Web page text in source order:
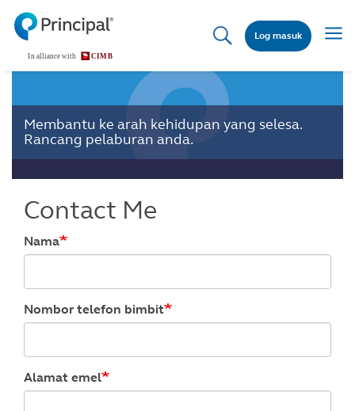
Skip
main
content
Log masuk
Membantu ke arah kehidupan yang selesa.
Rancang pelaburan anda.
Contact Me
Nama
Nombor telefon bimbit
Alamat emel